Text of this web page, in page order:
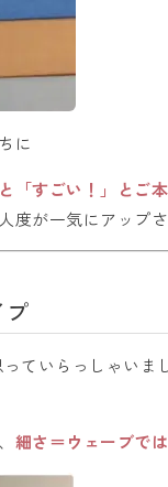
に
「すごい！」とご
度が一気にアップ
プ
ていらっしゃいま
細さ＝ウェーブで